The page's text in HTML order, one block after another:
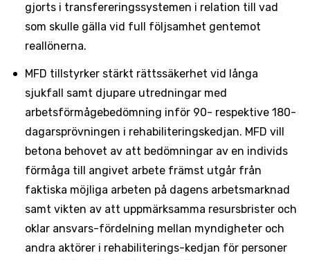
gjorts i transfereringssystemen i relation till vad
som skulle gälla vid full följsamhet gentemot
reallönerna.
MFD tillstyrker stärkt rättssäkerhet vid långa
sjukfall samt djupare utredningar med
arbetsförmågebedömning inför 90- respektive 180-
dagarsprövningen i rehabiliteringskedjan. MFD vill
betona behovet av att bedömningar av en individs
förmåga till angivet arbete främst utgår från
faktiska möjliga arbeten på dagens arbetsmarknad
samt vikten av att uppmärksamma resursbrister och
oklar ansvars-fördelning mellan myndigheter och
andra aktörer i rehabiliterings-kedjan för personer